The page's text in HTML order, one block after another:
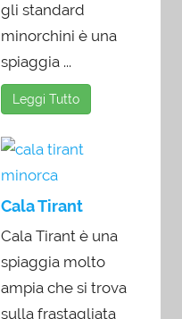
gli standard
minorchini è una
spiaggia ...
Leggi Tutto
Cala Tirant
Cala Tirant è una
spiaggia molto
ampia che si trova
sulla frastagliata